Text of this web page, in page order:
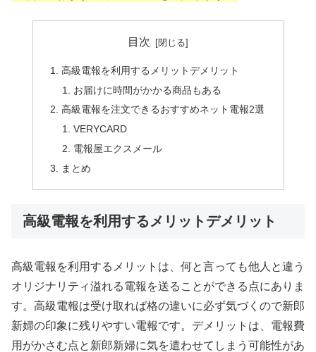
目次
高級電報を利用するメリットデメリット
お届けに時間がかかる商品もある
高級電報を注文できるおすすめネット電報2選
VERYCARD
電報屋エクスメール
まとめ
高級電報を利用するメリットデメリット
高級電報を利用するメリットは、何と言っても他人と違う
オリジナリティ溢れる電報を送ることができる点にありま
す。高級電報は受け取れば格の違いに必ず気づくので新郎
新婦の印象に残りやすい電報です。デメリットは、電報費
用がかさむ点と新郎新婦に気を遣わせてしまう可能性があ